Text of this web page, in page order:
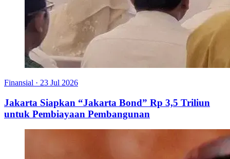
Finansial · 23 Jul 2026
Jakarta Siapkan “Jakarta Bond” Rp 3,5 Triliun
untuk Pembiayaan Pembangunan